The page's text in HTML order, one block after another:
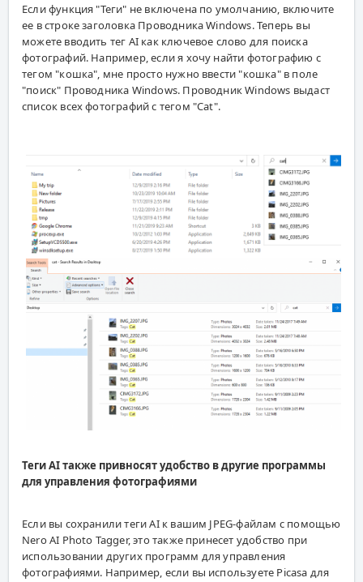
Если функция "Теги" не включена по умолчанию, включите
ее в строке заголовка Проводника Windows. Теперь вы
можете вводить тег AI как ключевое слово для поиска
фотографий. Например, если я хочу найти фотографию с
тегом "кошка", мне просто нужно ввести "кошка" в поле
"поиск" Проводника Windows. Проводник Windows выдаст
список всех фотографий с тегом "Cat".
Теги AI также привносят удобство в другие программы
для управления фотографиями
Если вы сохранили теги AI к вашим JPEG-файлам с помощью
Nero AI Photo Tagger, это также принесет удобство при
использовании других программ для управления
фотографиями. Например, если вы используете Picasa для